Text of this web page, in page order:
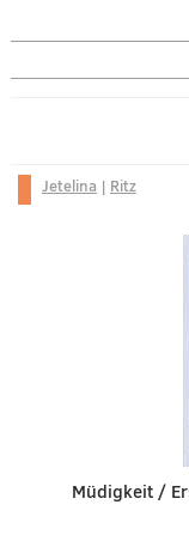
Jetelina | Ritz
Müdigkeit /